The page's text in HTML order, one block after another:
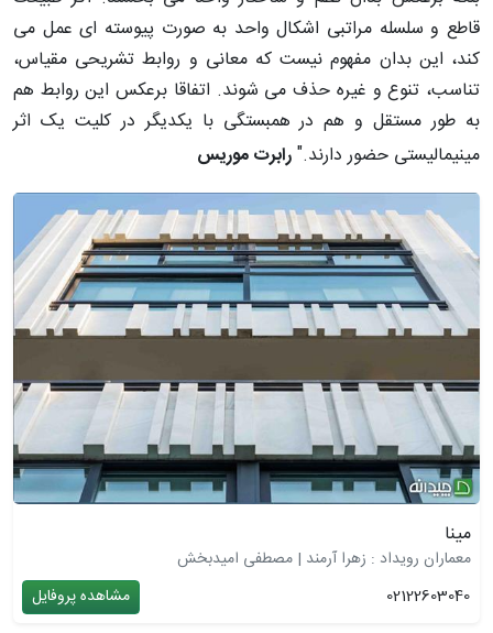
قاطع و سلسله مراتبی اشکال واحد به صورت پیوسته ای عمل می
کند، این بدان مفهوم نیست که معانی و روابط تشریحی مقیاس،
تناسب، تنوع و غیره حذف می شوند. اتفاقا برعکس این روابط هم
به طور مستقل و هم در همبستگی با یکدیگر در کلیت یک اثر
مینیمالیستی حضور دارند."رابرت موریس
مینا
معماران رویداد : زهرا آرمند | مصطفی امیدبخش
02122603040
مشاهده پروفایل